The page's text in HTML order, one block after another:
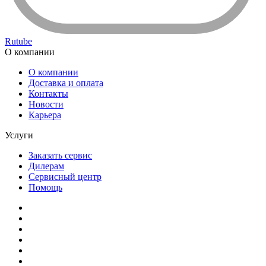
Rutube
О компании
О компании
Доставка и оплата
Контакты
Новости
Карьера
Услуги
Заказать сервис
Дилерам
Сервисный центр
Помощь